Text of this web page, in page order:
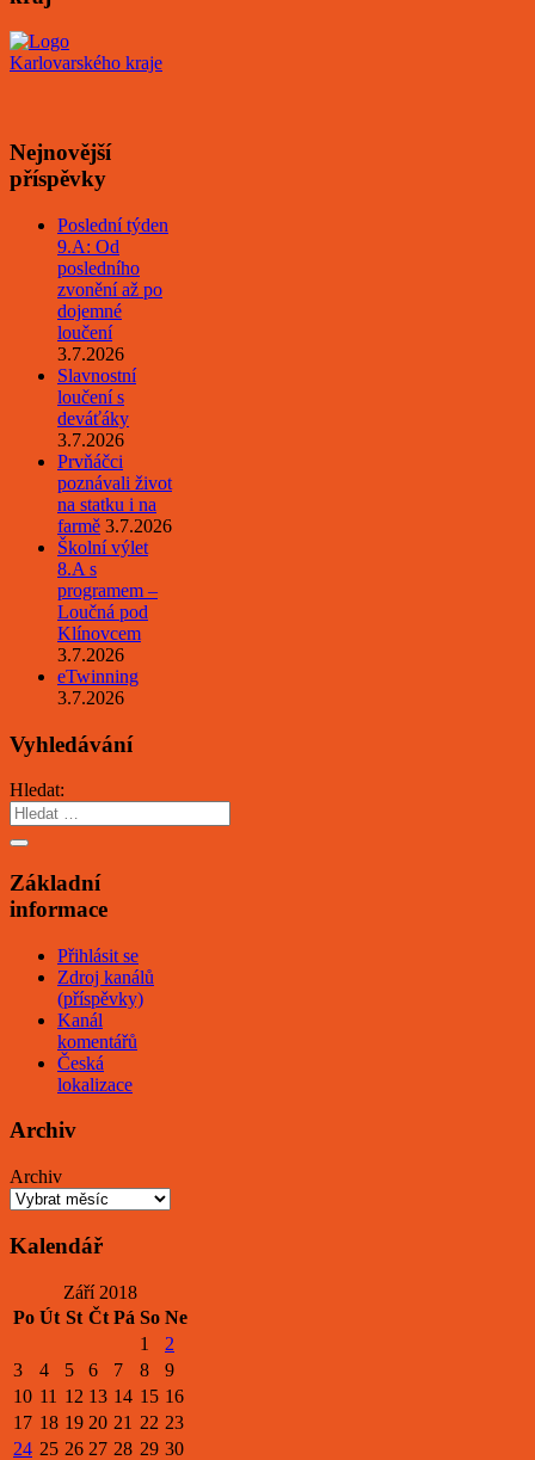
Nejnovější
příspěvky
Poslední týden
9.A: Od
posledního
zvonění až po
dojemné
loučení
3.7.2026
Slavnostní
loučení s
deváťáky
3.7.2026
Prvňáčci
poznávali život
na statku i na
farmě 3.7.2026
Školní výlet
8.A s
programem –
Loučná pod
Klínovcem
3.7.2026
eTwinning
3.7.2026
Vyhledávání
Hledat:
Základní
informace
Přihlásit se
Zdroj kanálů
(příspěvky)
Kanál
komentářů
Česká
lokalizace
Archiv
Archiv
Kalendář
Září 2018
Po Út St Čt Pá So Ne
1
2
3
4 5 6 7 8
9
10 11 12 13 14 15 16
17 18 19 20 21 22 23
24 25 26 27 28 29 30